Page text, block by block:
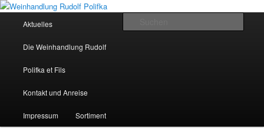
Weinhandlung Rudolf Polifka
Zum Inhalt wechseln
Zum sekundären Inhalt wechseln
Aktuelles
Die Weinhandlung Rudolf
Polifka et Fils
Kontakt und Anreise
Impressum Sortiment